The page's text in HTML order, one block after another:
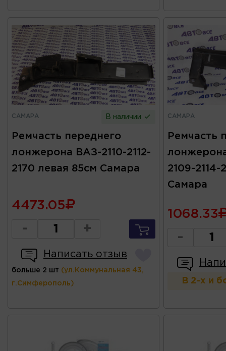
САМАРА В наличии
Ремчасть переднего
лонжерона ВАЗ-2110-2112-
2170 левая 85см Самара
4473.05
- +
Написать отзыв
больше 2 шт (ул.Коммунальная 43,
г.Симферополь)
САМАРА
Ремчасть
2109-2114-
Самара
1068.33
-
В 2-х и